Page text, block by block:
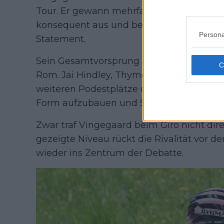
Tour. Er gewann mehrfach, baute
konsequent aus und beendete die
Statement.
Sein Gesamtvorsprung auf Gall beträgt
Rom. Jai Hindley, Thymen Arensman
weiteren Podestplätze dahinter,
Form aufzubauen und Siege zu
Zwar traf Vingegaard beim Giro nicht
gezeigte Niveau rückt die Rivalität vor
wieder ins Zentrum der Debatte.